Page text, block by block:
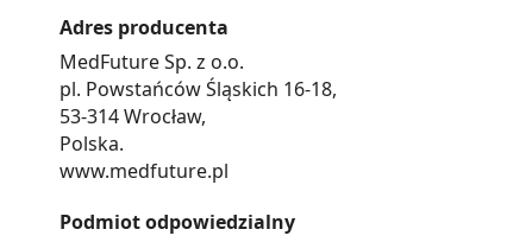
Adres producenta
MedFuture Sp. z o.o.
pl. Powstańców Śląskich 16-18,
53-314 Wrocław,
Polska.
www.medfuture.pl
Podmiot odpowiedzialny